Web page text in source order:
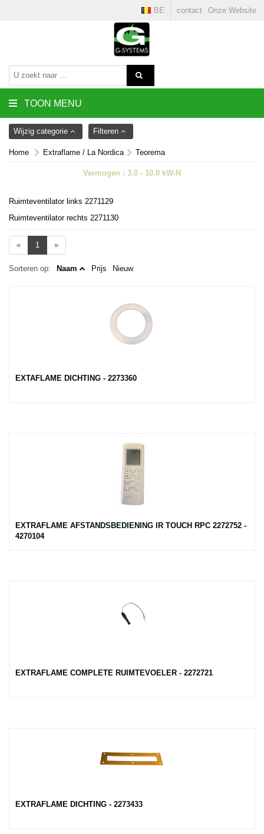
contact Onze Website
BE
TOON MENU
Wijzig categorie Filteren
Home Extraflame / La Nordica Teorema
Vermogen : 3.0 - 10.0 kW-N
Ruimteventilator links 2271129
Ruimteventilator rechts 2271130
« 1 »
Sorteren op: Naam Prijs Nieuw
EXTAFLAME DICHTING - 2273360
EXTRAFLAME AFSTANDSBEDIENING IR TOUCH RPC 2272752 -
4270104
EXTRAFLAME COMPLETE RUIMTEVOELER - 2272721
EXTRAFLAME DICHTING - 2273433